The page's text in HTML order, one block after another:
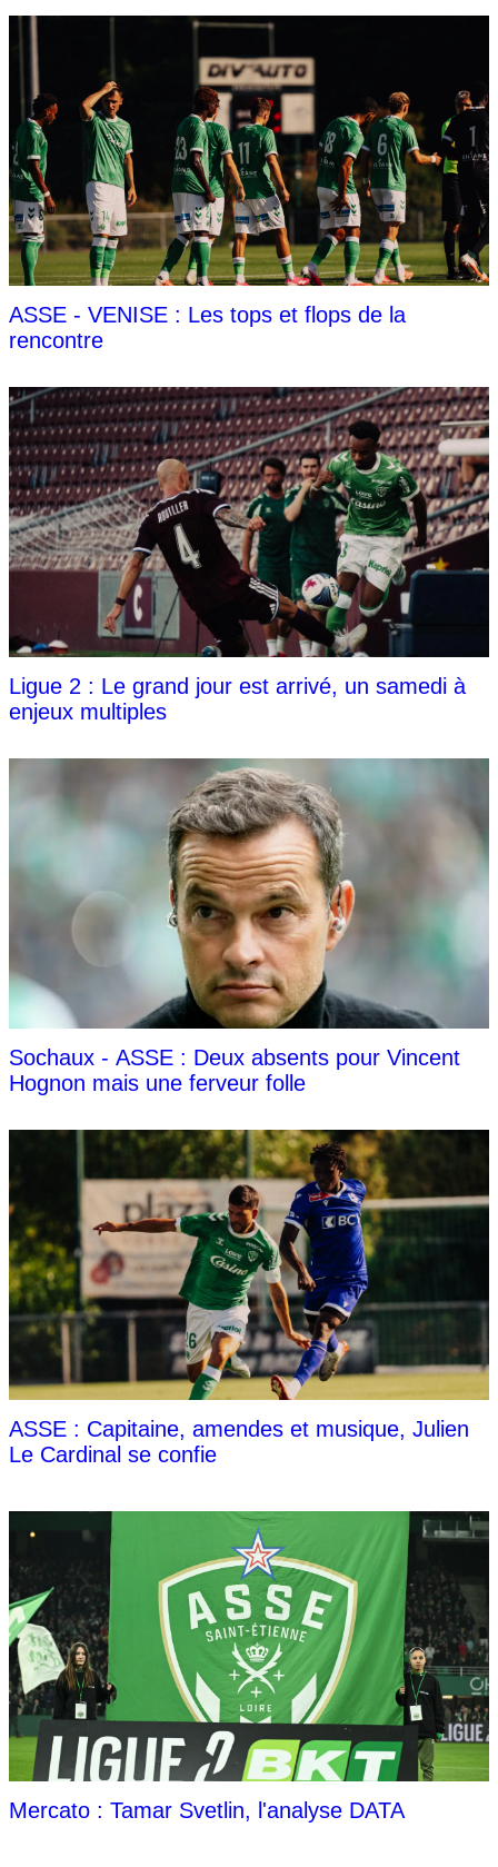
ASSE - VENISE : Les tops et flops de la
rencontre
Ligue 2 : Le grand jour est arrivé, un samedi à
enjeux multiples
Sochaux - ASSE : Deux absents pour Vincent
Hognon mais une ferveur folle
ASSE : Capitaine, amendes et musique, Julien
Le Cardinal se confie
Mercato : Tamar Svetlin, l'analyse DATA